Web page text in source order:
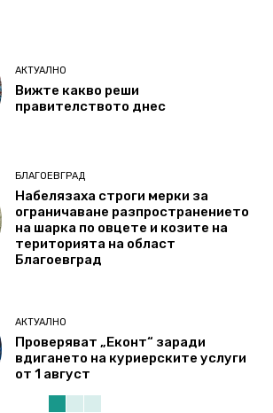
АКТУАЛНО
Вижте какво реши
правителството днес
БЛАГОЕВГРАД
Набелязаха строги мерки за
ограничаване разпространението
на шарка по овцете и козите на
територията на област
Благоевград
АКТУАЛНО
Проверяват „Еконт“ заради
вдигането на куриерските услуги
от 1 август